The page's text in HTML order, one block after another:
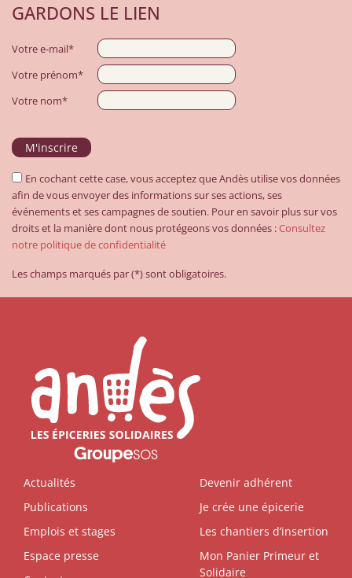
GARDONS LE LIEN
Votre e-mail*
Votre prénom*
Votre nom*
En cochant cette case, vous acceptez que Andès utilise vos données
afin de vous envoyer des informations sur ses actions, ses
événements et ses campagnes de soutien. Pour en savoir plus sur vos
droits et la manière dont nous protégeons vos données :Consultez
notre politique de confidentialité
Les champs marqués par (*) sont obligatoires.
Actualités
Publications
Emplois et stages
Espace presse
Devenir adhérent
Je crée une épicerie
Les chantiers d’insertion
Mon Panier Primeur et
Solidaire